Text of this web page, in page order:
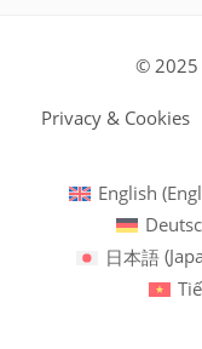
© 2025
Privacy & Cookies
English (
日本語(